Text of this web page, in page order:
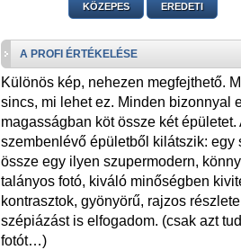
KÖZEPES EREDETI
A PROFI ÉRTÉKELÉSE
Különös kép, nehezen megfejthető.
sincs, mi lehet ez. Minden bizonnyal
magasságban köt össze két
szembenlévő épületből kilátszik: egy
össze egy ilyen szupermodern,
talányos fotó, kiváló minőségben
kontrasztok, gyönyörű, rajzos
szépiázást is elfogadom. (csak azt
fotót…)